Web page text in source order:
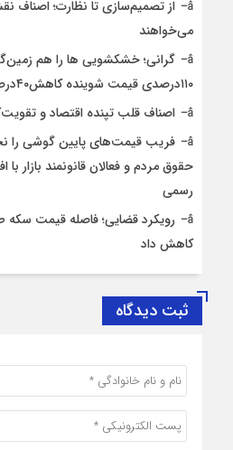
از تصمیم‌سازی تا نظارت؛ اصناف
می‌خواهند
گرانی؛ خشکشویی‌ ها را هم
۱۱۰درصدی قیمت شوینده کاهش۴۰درصدی تقاضا
اصناف قلب تپنده اقتصاد و
فریب قیمت‌های پایین گوشی را
حقوق مردم و فعالان قانونمند بازار
رسمی
رویکرد قضایی؛ فاصله قیمت سکه
کاهش داد
ثبت دیدگاه